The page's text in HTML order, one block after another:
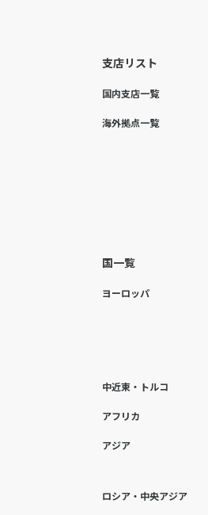
支店リスト
国内支店一覧
海外拠点一覧
国一覧
ヨーロッパ
中近東・トルコ
アフリカ
アジア
ロシア・中央アジア